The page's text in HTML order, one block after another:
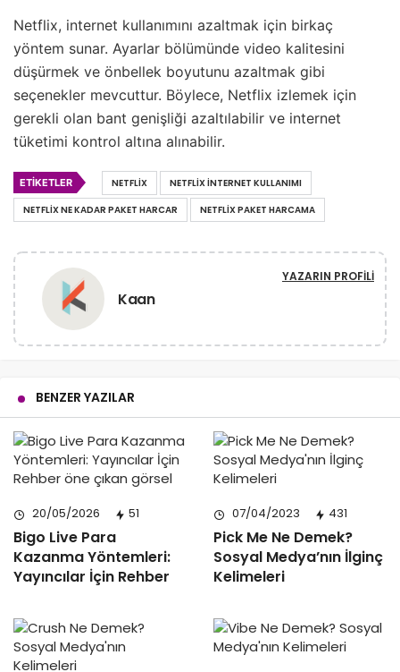
Netflix, internet kullanımını azaltmak için birkaç
yöntem sunar. Ayarlar bölümünde video kalitesini
düşürmek ve önbellek boyutunu azaltmak gibi
seçenekler mevcuttur. Böylece, Netflix izlemek için
gerekli olan bant genişliği azaltılabilir ve internet
tüketimi kontrol altına alınabilir.
ETIKETLER NETFLIX
NETFLIX INTERNET KULLANIMI
NETFLIX NE KADAR PAKET HARCAR
NETFLIX PAKET HARCAMA
Kaan
YAZARIN PROFILI
BENZER YAZILAR
20/05/2026 51
Bigo Live Para
Kazanma Yöntemleri:
Yayıncılar İçin Rehber
07/04/2023 431
Pick Me Ne Demek?
Sosyal Medya’nın İlginç
Kelimeleri